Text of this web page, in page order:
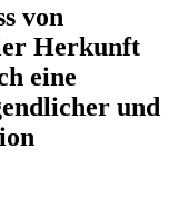
von
Herkunft
eine
und